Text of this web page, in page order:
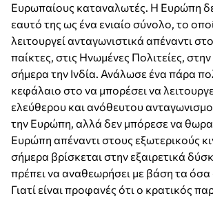
Ευρωπαίους καταναλωτές. Η Ευρώπη
εαυτό της ως ένα ενιαίο σύνολο, το
λειτουργεί ανταγωνιστικά απέναντι
παίκτες, στις Ηνωμένες Πολιτείες,
σήμερα την Ινδία. Ανάλωσε ένα πάρα
κεφάλαιο στο να μπορέσει να
ελεύθερου και ανόθευτου
την Ευρώπη, αλλά δεν μπόρεσε να
Ευρώπη απέναντι στους εξωτερικούς
σήμερα βρίσκεται στην εξαιρετικά
πρέπει να αναθεωρήσει με βάση τα όσα
Γιατί είναι προφανές ότι ο κρατικός